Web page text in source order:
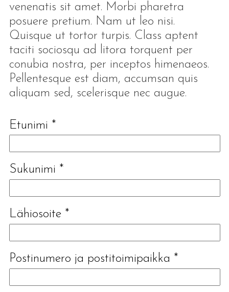
venenatis sit amet. Morbi pharetra
posuere pretium. Nam ut leo nisi.
Quisque ut tortor turpis. Class aptent
taciti sociosqu ad litora torquent per
conubia nostra, per inceptos himenaeos.
Pellentesque est diam, accumsan quis
aliquam sed, scelerisque nec augue.
Etunimi *
Sukunimi *
Lähiosoite *
Postinumero ja postitoimipaikka *